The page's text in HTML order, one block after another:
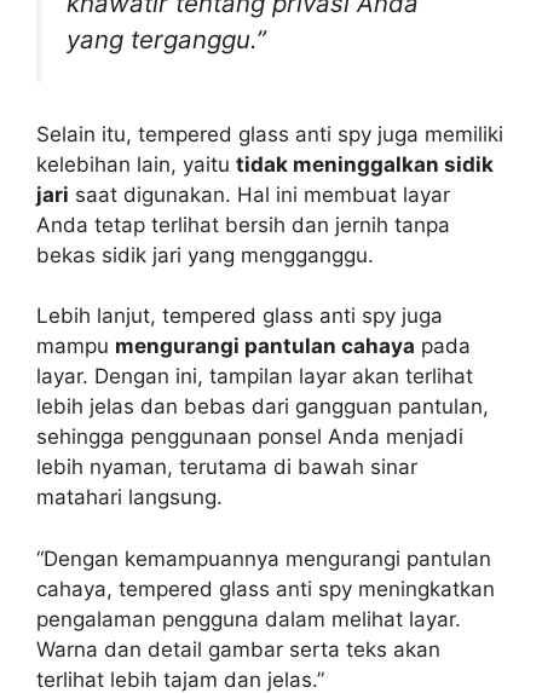
yang terganggu.”
Selain itu, tempered glass anti spy juga memiliki
kelebihan lain, yaitu tidak meninggalkan sidik
jari saat digunakan. Hal ini membuat layar
Anda tetap terlihat bersih dan jernih tanpa
bekas sidik jari yang mengganggu.
Lebih lanjut, tempered glass anti spy juga
mampu mengurangi pantulan cahaya pada
layar. Dengan ini, tampilan layar akan terlihat
lebih jelas dan bebas dari gangguan pantulan,
sehingga penggunaan ponsel Anda menjadi
lebih nyaman, terutama di bawah sinar
matahari langsung.
“Dengan kemampuannya mengurangi pantulan
cahaya, tempered glass anti spy meningkatkan
pengalaman pengguna dalam melihat layar.
Warna dan detail gambar serta teks akan
terlihat lebih tajam dan jelas.”